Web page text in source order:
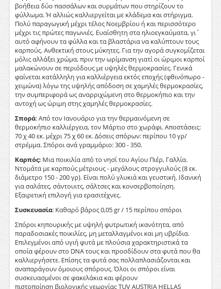
βοήθεια δύο πασσάλων και συρμάτων που στηρίζουν το
φύλλωμα. Ή αλλιώς καλλιεργείται με κλάδεμα και στήριγμα.
Πολύ παραγωγική μέχρι τέλος Νοεμβρίου ή και περισσότερο
μέχρι τις πρώτες παγωνιές. Ευαίσθητη στα ηλιοεγκαύματα, γι΄
αυτό αφήνουν τα φύλλα και τα βλαστάρια να καλύπτουν τους
καρπούς. Ανθεκτική στους μύκητες. Για την αγορά συγκομίζεται
μόλις αλλάξει χρώμα, πριν την ωρίμανση γιατί οι ώριμοι καρποί
μαλακώνουν σε περιόδους με υψηλές θερμοκρασίες. Γενικά
φαίνεται κατάλληλη για καλλιέργεια εκτός εποχής (φθινόπωρο -
χειμώνα) λόγω της υψηλής απόδοση σε χαμηλές θερμοκρασίες,
την συμπεριφορά ως αναρριχώμενη στο θερμοκήπιο και την
αντοχή ως ώριμη στης χαμηλές θερμοκρασίες.
Σπορά: Από τον Ιανουάριο για την θερμαινόμενη σε
θερμοκήπιο καλλιέργεια, τον Μάρτιο στο χωράφι. Αποστάσεις:
70 χ 40 εκ. μέχρι 75 χ 60 εκ. Δόσεις σπόρων: περίπου 10 γρ/
στρέμμα. Σπόροι ανά γραμμάριο: 300 - 350.
Καρπός: Μια ποικιλία από το νησί του Αγίου Πιέρ, Γαλλία.
Ντομάτα με καρπούς μέτριους - μεγάλους στρογγυλούς (8 εκ.
διάμετρο 150 - 200 γρ). Είναι πολύ γλυκιά και γευστική. Ιδανική
για σαλάτες, σάντουιτς, σάλτσες και κονσερβοποίηση.
Εξαιρετική επιλογή για ερασιτέχνες.
Συσκευασία: Καθαρό βάρος 0,05 gr / 15 περίπου σπόροι
Σπόροι κηπουρικής με υψηλή φυτρωτική ικανότητα, από
παραδοσιακές ποικιλίες, μη μεταλλαγμένοι και μη υβρίδια.
Επιλεγμένοι από υγιή φυτά με πλούσια χαρακτηριστικά τα
οποία φέρουν στο DNA τους και προσδίδουν στα φυτά που θα
καλλιεργήσετε. Επίσης τα φυτά σας πολλαπλασιάζονται και
αναπαράγουν όμοιους σπόρους. Όλοι οι σπόροι είναι
συσκευασμένοι σε φακελάκια και φέρουν
πιστοποίηση βιολογικής γεωργίας ΤUV AUSTRIA HELLAS